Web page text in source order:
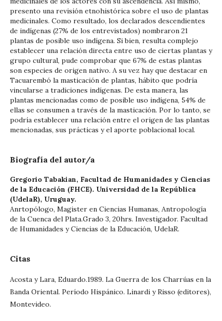
presento una revisión etnohistórica sobre el uso de plantas
medicinales. Como resultado, los declarados descendientes
de indígenas (27% de los entrevistados) nombraron 21
plantas de posible uso indígena. Si bien, resulta complejo
establecer una relación directa entre uso de ciertas plantas y
grupo cultural, pude comprobar que 67% de estas plantas
son especies de origen nativo. A su vez hay que destacar en
Tacuarembó la masticación de plantas, hábito que podría
vincularse a tradiciones indígenas. De esta manera, las
plantas mencionadas como de posible uso indígena, 54% de
ellas se consumen a través de la masticación. Por lo tanto, se
podría establecer una relación entre el origen de las plantas
mencionadas, sus prácticas y el aporte poblacional local.
Biografía del autor/a
Gregorio Tabakian, Facultad de Humanidades y Ciencias
de la Educación (FHCE). Universidad de la República
(UdelaR), Uruguay.
Anrtopólogo, Magister en Ciencias Humanas, Antropología
de la Cuenca del Plata.Grado 3, 20hrs. Investigador. Facultad
de Humanidades y Ciencias de la Educación, UdelaR.
Citas
Acosta y Lara, Eduardo.1989. La Guerra de los Charrúas en la
Banda Oriental. Período Hispánico. Linardi y Risso (editores),
Montevideo.